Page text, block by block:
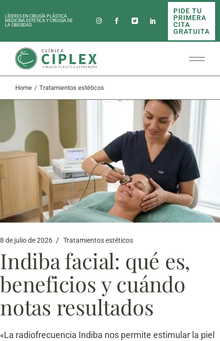
to
theLÍDERES EN CIRUGÍA PLÁSTICA,
MEDICINA ESTÉTICA Y CIRUGÍA DE
LA OBESIDAD
PIDE TU
PRIMERA
CITA
GRATUITA
Home Tratamientos estéticos
8 de julio de 2026 Tratamientos estéticos
Indiba facial: qué es,
beneficios y cuándo
notas resultados
«La radiofrecuencia Indiba nos permite estimular la piel